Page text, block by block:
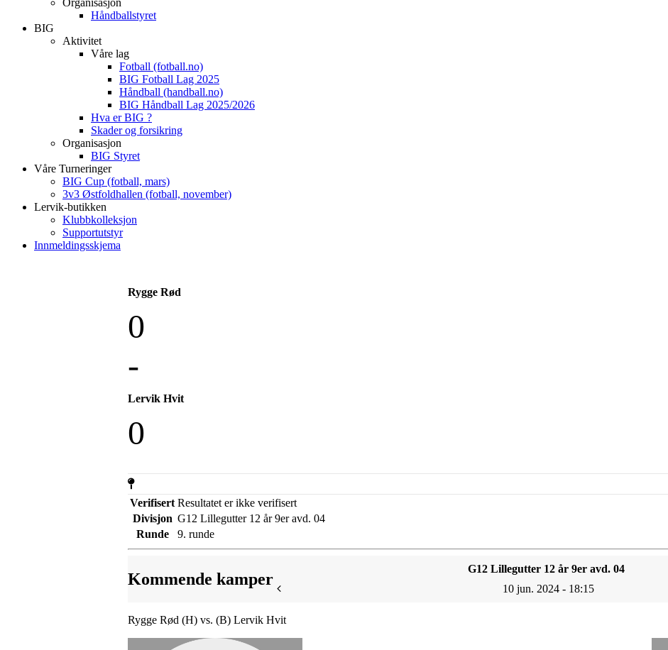
Organisasjon
Håndballstyret
BIG
Aktivitet
Våre lag
Fotball (fotball.no)
BIG Fotball Lag 2025
Håndball (handball.no)
BIG Håndball Lag 2025/2026
Hva er BIG ?
Skader og forsikring
Organisasjon
BIG Styret
Våre Turneringer
BIG Cup (fotball, mars)
3v3 Østfoldhallen (fotball, november)
Lervik-butikken
Klubbkolleksjon
Supportutstyr
Innmeldingsskjema
Rygge Rød
0
-
Lervik Hvit
0
Verifisert Resultatet er ikke verifisert
Divisjon G12 Lillegutter 12 år 9er avd. 04
Runde
9. runde
Kommende kamper
G12 Lillegutter 12 år 9er avd. 04
10 jun. 2024 - 18:15
Rygge Rød (H) vs. (B) Lervik Hvit